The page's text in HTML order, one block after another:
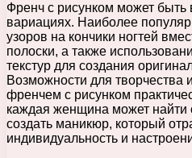
Френч с рисунком может
вариациях. Наиболее
узоров на кончики ногтей
полоски, а также
текстур для создания
Возможности для творчества
френчем с рисунком
каждая женщина может найти
создать маникюр, который
индивидуальность и